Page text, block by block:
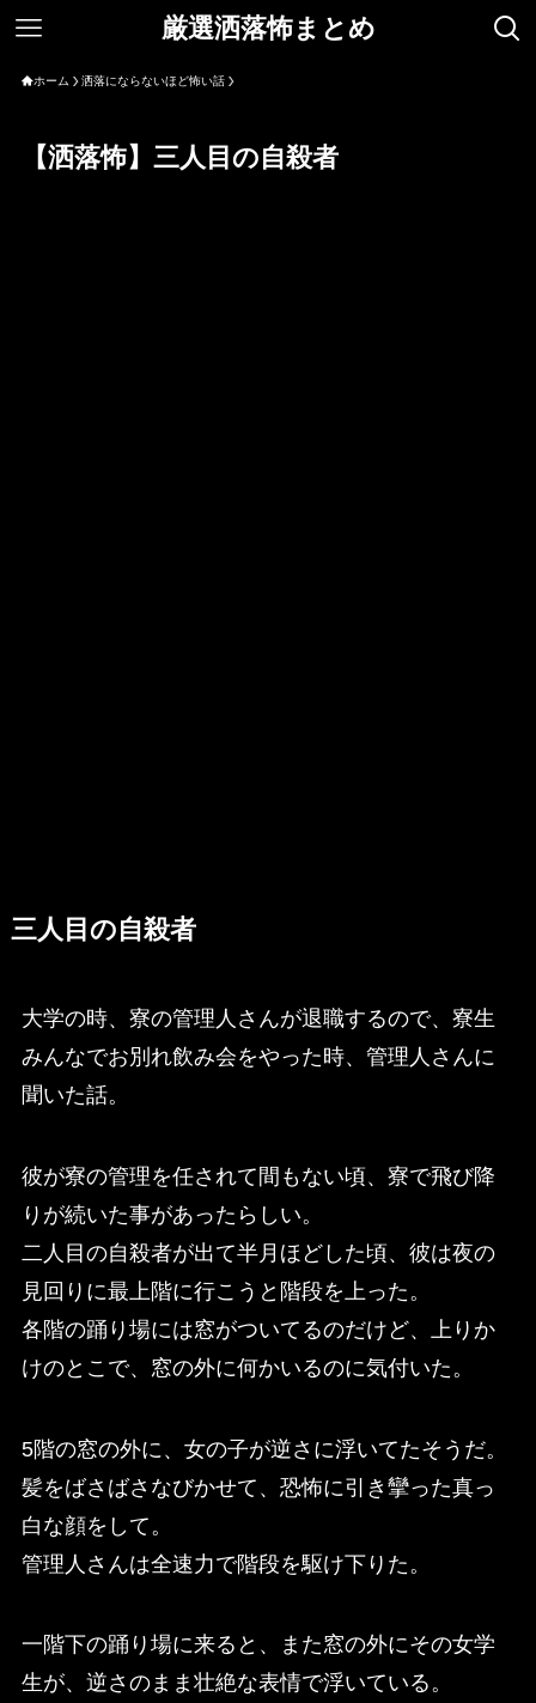
厳選洒落怖まとめ
ホーム 洒落にならないほど怖い話
【洒落怖】三人目の自殺者
三人目の自殺者
大学の時、寮の管理人さんが退職するので、寮生
みんなでお別れ飲み会をやった時、管理人さんに
聞いた話。
彼が寮の管理を任されて間もない頃、寮で飛び降
りが続いた事があったらしい。
二人目の自殺者が出て半月ほどした頃、彼は夜の
見回りに最上階に行こうと階段を上った。
各階の踊り場には窓がついてるのだけど、上りか
けのとこで、窓の外に何かいるのに気付いた。
5階の窓の外に、女の子が逆さに浮いてたそうだ。
髪をばさばさなびかせて、恐怖に引き攣った真っ
白な顔をして。
管理人さんは全速力で階段を駆け下りた。
一階下の踊り場に来ると、また窓の外にその女学
生が、逆さのまま壮絶な表情で浮いている。